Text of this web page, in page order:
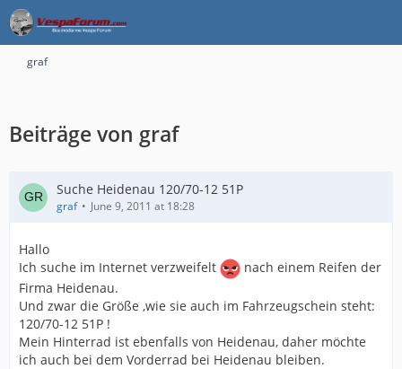
graf
Beiträge von graf
Suche Heidenau 120/70-12 51P
graf June 9, 2011 at 18:28
Hallo
Ich suche im Internet verzweifelt
nach einem Reifen der
Firma Heidenau.
Und zwar die Größe ,wie sie auch im Fahrzeugschein steht:
120/70-12 51P !
Mein Hinterrad ist ebenfalls von Heidenau, daher möchte
ich auch bei dem Vorderrad bei Heidenau bleiben.